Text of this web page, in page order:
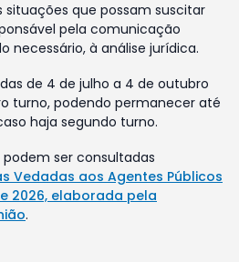
situações que possam suscitar
pela comunicação
necessário, à análise jurídica.
de 4 de julho a 4 de outubro
turno, podendo permanecer até
haja segundo turno.
ser consultadas
Vedadas aos Agentes Públicos
2026, elaborada pela
.